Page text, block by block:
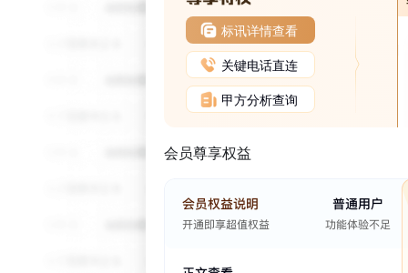
标讯详情查看
关键电话直连
甲方分析查询
会员尊享权益